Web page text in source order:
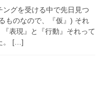
グを受ける中で先日見つ
ものなので、『仮』) それ
表現』と『行動』それって
。 […]